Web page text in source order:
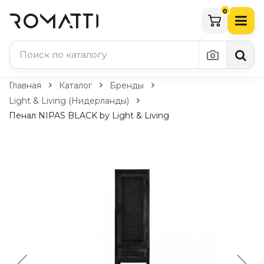
0
Каталог Romatti
Свет и освещение
Комплектующие
Главная Каталог
Бренды
Light & Living (Нидерланды)
Пенал NIPAS BLACK by Light & Living